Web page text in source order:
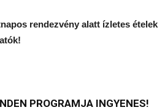
rendezvény alatt ízletes ételek
PROGRAMJA INGYENES!